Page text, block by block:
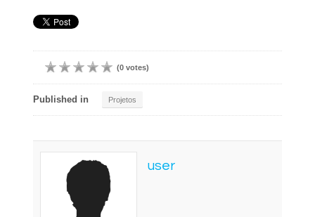
(0 votes)
Published in Projetos
user